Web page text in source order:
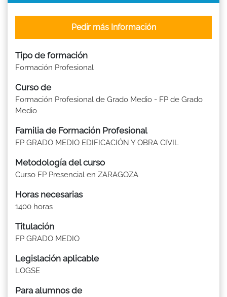
Tipo de formación
Formación Profesional
Curso de
Formación Profesional de Grado Medio - FP de Grado
Medio
Familia de Formación Profesional
FP GRADO MEDIO EDIFICACIÓN Y OBRA CIVIL
Metodología del curso
Curso FP Presencial en ZARAGOZA
Horas necesarias
1400 horas
Titulación
FP GRADO MEDIO
Legislación aplicable
LOGSE
Para alumnos de
Pedir más Información